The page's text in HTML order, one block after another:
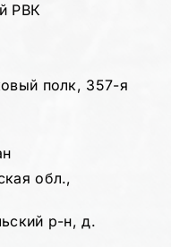
РВК
полк, 357-я
обл.,
р-н, д.